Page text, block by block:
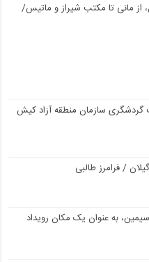
از مانی تا مکتب شیراز و ماتیس/
سازمان منطقه آزاد کیش
/ فرامرز طالبی
به عنوان یک مکان رویداد